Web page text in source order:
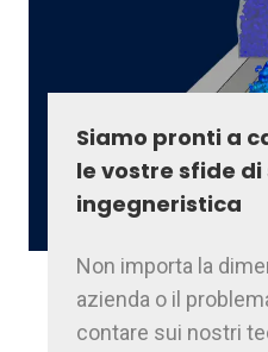
Siamo pronti a
le vostre sfide
ingegneristica
Non importa la
azienda o il
contare sui nostri